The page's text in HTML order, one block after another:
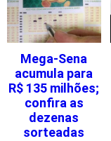
Mega-Sena
acumula para
R$ 135 milhões;
confira as
dezenas
sorteadas